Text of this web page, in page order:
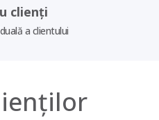
clienți
a clientului